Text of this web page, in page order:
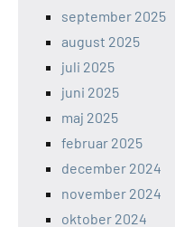
september 2025
august 2025
juli 2025
juni 2025
maj 2025
februar 2025
december 2024
november 2024
oktober 2024